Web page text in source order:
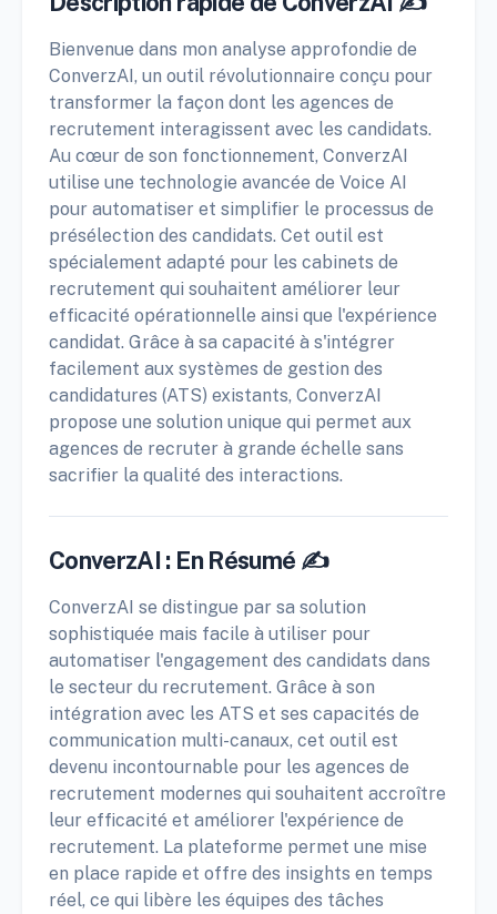
Bienvenue dans mon analyse approfondie de
ConverzAI, un outil révolutionnaire conçu pour
transformer la façon dont les agences de
recrutement interagissent avec les candidats.
Au cœur de son fonctionnement, ConverzAI
utilise une technologie avancée de Voice AI
pour automatiser et simplifier le processus de
présélection des candidats. Cet outil est
spécialement adapté pour les cabinets de
recrutement qui souhaitent améliorer leur
efficacité opérationnelle ainsi que l'expérience
candidat. Grâce à sa capacité à s'intégrer
facilement aux systèmes de gestion des
candidatures (ATS) existants, ConverzAI
propose une solution unique qui permet aux
agences de recruter à grande échelle sans
sacrifier la qualité des interactions.
ConverzAI : En Résumé ✍️
ConverzAI se distingue par sa solution
sophistiquée mais facile à utiliser pour
automatiser l'engagement des candidats dans
le secteur du recrutement. Grâce à son
intégration avec les ATS et ses capacités de
communication multi-canaux, cet outil est
devenu incontournable pour les agences de
recrutement modernes qui souhaitent accroître
leur efficacité et améliorer l'expérience de
recrutement. La plateforme permet une mise
en place rapide et offre des insights en temps
réel, ce qui libère les équipes des tâches